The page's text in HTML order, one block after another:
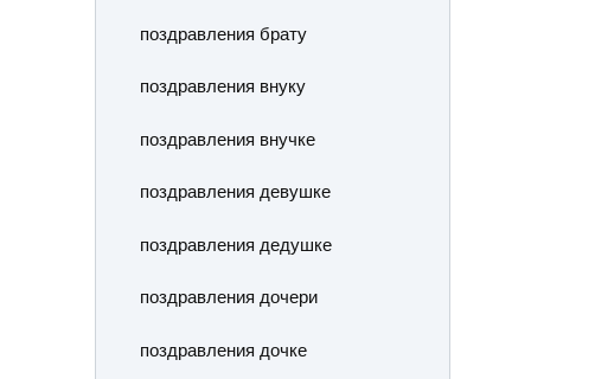
поздравления брату
поздравления внуку
поздравления внучке
поздравления девушке
поздравления дедушке
поздравления дочери
поздравления дочке